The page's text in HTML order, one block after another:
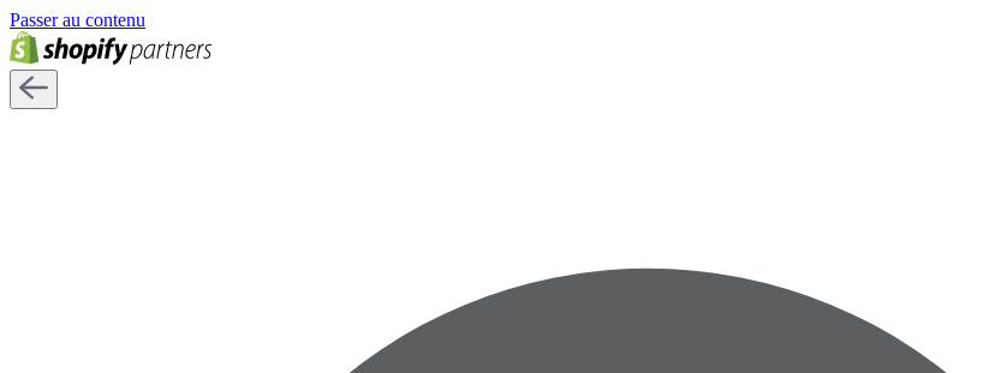
Passer au contenu